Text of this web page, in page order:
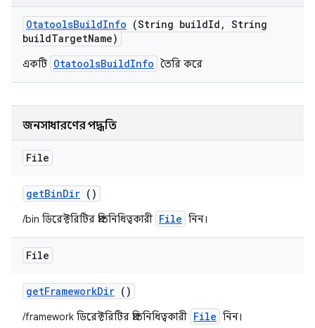
OtatoolsBuildInfo (String buildId , String
buildTargetName)
একটি OtatoolsBuildInfo তৈরি করে
জনসাধারণের পদ্ধতি
File
getBinDir ()
/bin ডিরেক্টরিটির প্রতিনিধিত্বকারী File নিন।
File
getFrameworkDir ()
/framework ডিরেক্টরিটির প্রতিনিধিত্বকারী File নিন।